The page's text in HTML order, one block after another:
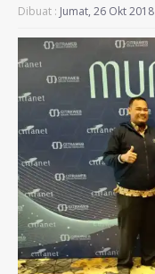
Dibuat : Jumat, 26 Okt 2018